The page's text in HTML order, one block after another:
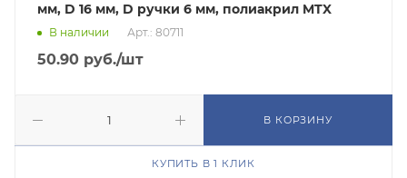
мм, D 16 мм, D ручки 6 мм, полиакрил MTX
В наличии Арт.: 80711
50.90 руб./шт
В КОРЗИНУ
КУПИТЬ В 1 КЛИК